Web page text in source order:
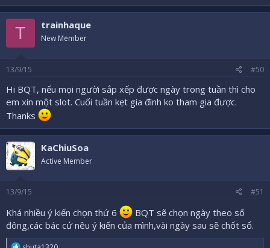
T trainhaque
New Member
13/9/15 #50
Hi BQT, nếu mọi người sắp xếp được ngày trong tuần thì cho
em xin một slot. Cuối tuần kẹt gia đình ko tham gia được.
Thanks
KaChiuSoa
Active Member
13/9/15 #51
Khá nhiều ý kiến chọn thứ 6
BQT sẽ chọn ngày theo số
đông,các bác cứ nêu ý kiến của mình,vài ngày sau sẽ chốt sổ.
R